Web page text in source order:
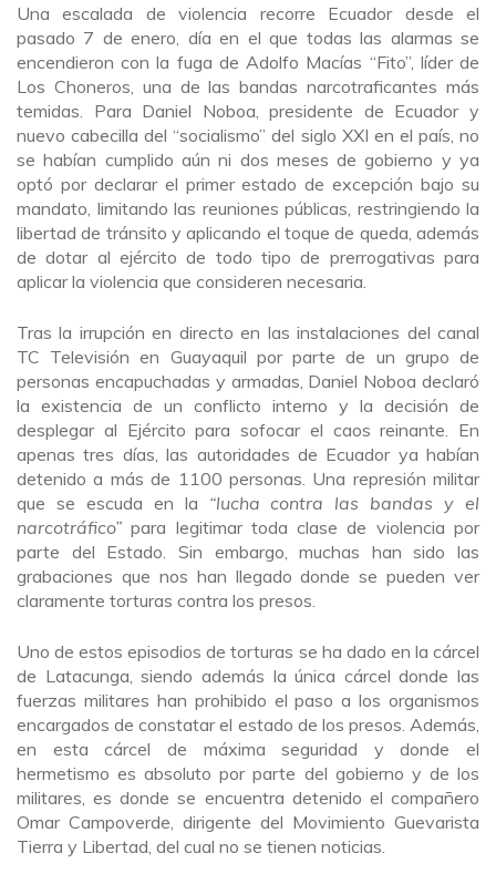
Una escalada de violencia recorre Ecuador desde el
pasado 7 de enero, día en el que todas las alarmas se
encendieron con la fuga de Adolfo Macías “Fito”, líder de
Los Choneros, una de las bandas narcotraficantes más
temidas. Para Daniel Noboa, presidente de Ecuador y
nuevo cabecilla del “socialismo” del siglo XXI en el país, no
se habían cumplido aún ni dos meses de gobierno y ya
optó por declarar el primer estado de excepción bajo su
mandato, limitando las reuniones públicas, restringiendo la
libertad de tránsito y aplicando el toque de queda, además
de dotar al ejército de todo tipo de prerrogativas para
aplicar la violencia que consideren necesaria.
Tras la irrupción en directo en las instalaciones del canal
TC Televisión en Guayaquil por parte de un grupo de
personas encapuchadas y armadas, Daniel Noboa declaró
la existencia de un conflicto interno y la decisión de
desplegar al Ejército para sofocar el caos reinante. En
apenas tres días, las autoridades de Ecuador ya habían
detenido a más de 1100 personas. Una represión militar
que se escuda en la “lucha contra las bandas y el
narcotráfico” para legitimar toda clase de violencia por
parte del Estado. Sin embargo, muchas han sido las
grabaciones que nos han llegado donde se pueden ver
claramente torturas contra los presos.
Uno de estos episodios de torturas se ha dado en la cárcel
de Latacunga, siendo además la única cárcel donde las
fuerzas militares han prohibido el paso a los organismos
encargados de constatar el estado de los presos. Además,
en esta cárcel de máxima seguridad y donde el
hermetismo es absoluto por parte del gobierno y de los
militares, es donde se encuentra detenido el compañero
Omar Campoverde, dirigente del Movimiento Guevarista
Tierra y Libertad, del cual no se tienen noticias.